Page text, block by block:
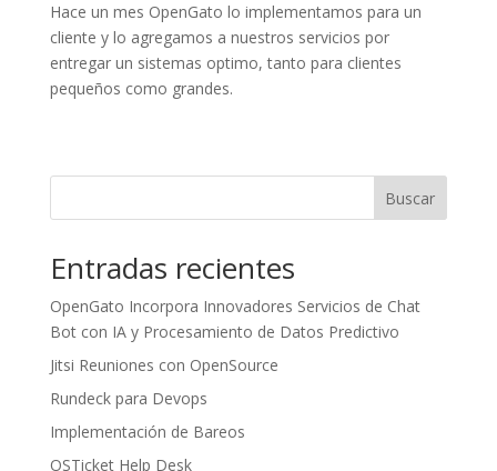
Hace un mes OpenGato lo implementamos para un
cliente y lo agregamos a nuestros servicios por
entregar un sistemas optimo, tanto para clientes
pequeños como grandes.
Buscar
Entradas recientes
OpenGato Incorpora Innovadores Servicios de Chat
Bot con IA y Procesamiento de Datos Predictivo
Jitsi Reuniones con OpenSource
Rundeck para Devops
Implementación de Bareos
OSTicket Help Desk